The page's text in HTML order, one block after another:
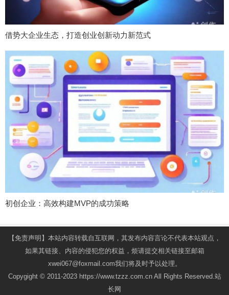
借势大企业生态，打造创业创新动力新范式
初创企业：高效构建MVP的成功策略
【免责声明】本站内容转载自互联网，其发布内容言论不代表本站观点，
如果其链接、内容的侵犯您的权益，烦请提交相关链接至邮箱
xwei067@foxmail.com我们将及时予以处理。
Copygight © 2011-2023 https://www.tzzz.com.cn All Rights Reserved.站
长网